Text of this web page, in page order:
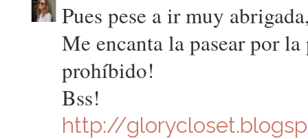
Pues pese a ir muy
Me encanta la pasear por
prohíbido!
Bss!
http://